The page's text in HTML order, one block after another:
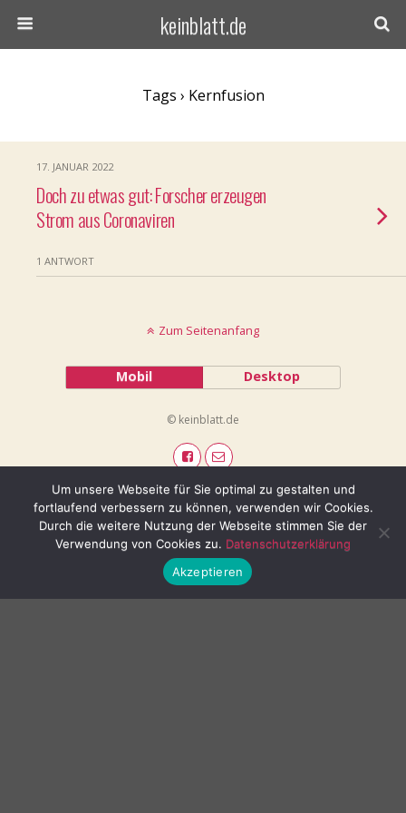
keinblatt.de
Tags › Kernfusion
17. JANUAR 2022
Doch zu etwas gut: Forscher erzeugen
Strom aus Coronaviren
1 ANTWORT
Zum Seitenanfang
Mobil Desktop
© keinblatt.de
Um unsere Webseite für Sie optimal zu gestalten und
fortlaufend verbessern zu können, verwenden wir Cookies.
Durch die weitere Nutzung der Webseite stimmen Sie der
Verwendung von Cookies zu. Datenschutzerklärung
Akzeptieren